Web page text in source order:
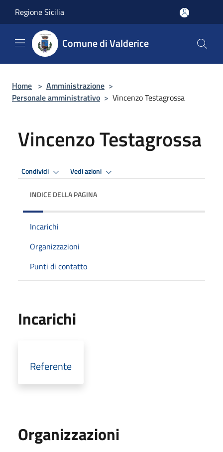
Regione Sicilia
Comune di Valderice
Home > Amministrazione >
Personale amministrativo > Vincenzo Testagrossa
Vincenzo Testagrossa
Condividi Vedi azioni
INDICE DELLA PAGINA
Incarichi
Organizzazioni
Punti di contatto
Incarichi
Referente
Organizzazioni